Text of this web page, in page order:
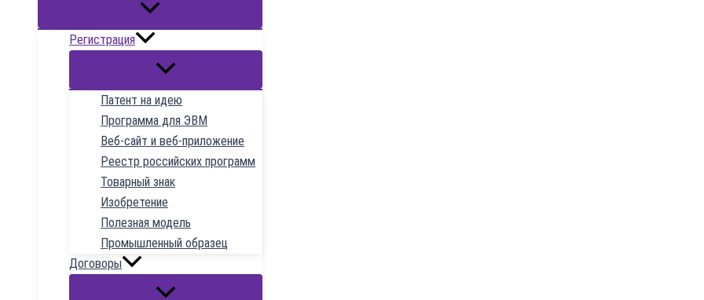
Регистрация
Патент на идею
Программа для ЭВМ
Веб-сайт и веб-приложение
Реестр российских программ
Товарный знак
Изобретение
Полезная модель
Промышленный образец
Договоры